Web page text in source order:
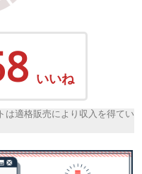
いいね
は適格販売により収入を得てい